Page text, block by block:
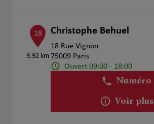
18
9.92 km
Christophe Behuel
18 Rue Vignon
75009 Paris
Ouvert 09:00 - 18:00
Numéro
Voir plus